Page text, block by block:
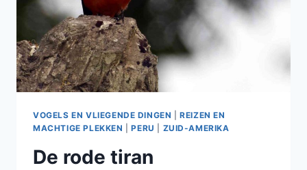
VOGELS EN VLIEGENDE DINGEN |REIZEN EN
MACHTIGE PLEKKEN
|PERU ZUID-AMERIKA
De rode tiran